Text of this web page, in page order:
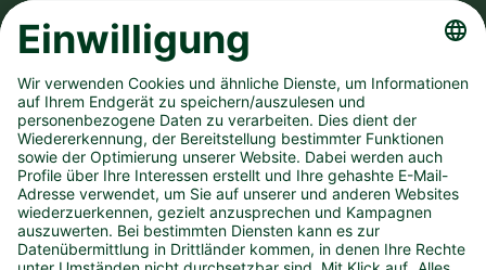
FOLGE UNS AUF
UNSER UNTERNEHMEN
SPIELANGEBOT
PRESSEMATERIAL
KONTAKT